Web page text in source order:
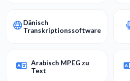
Dänisch
Transkriptionssoftware
Arabisch MPEG zu
Text